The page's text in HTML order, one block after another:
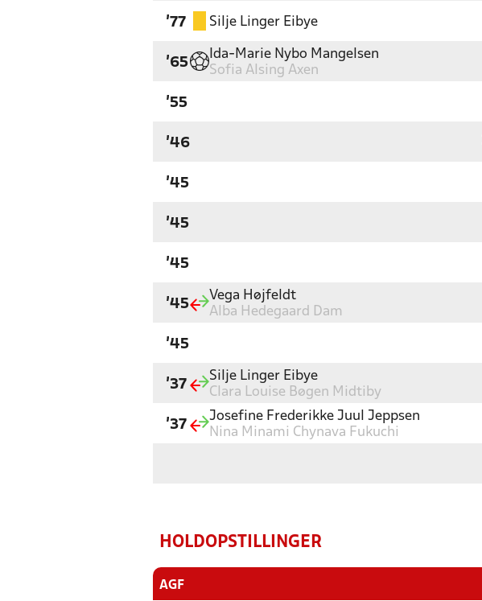
'77 Silje Linger Eibye
'65
Ida-Marie Nybo Mangelsen
Sofia Alsing Axen
'55
'46
'45
'45
'45
'45
Vega Højfeldt
Alba Hedegaard Dam
'45
'37
Silje Linger Eibye
Clara Louise Bøgen Midtiby
'37
Josefine Frederikke Juul Jeppsen
Nina Minami Chynava Fukuchi
HOLDOPSTILLINGER
AGF